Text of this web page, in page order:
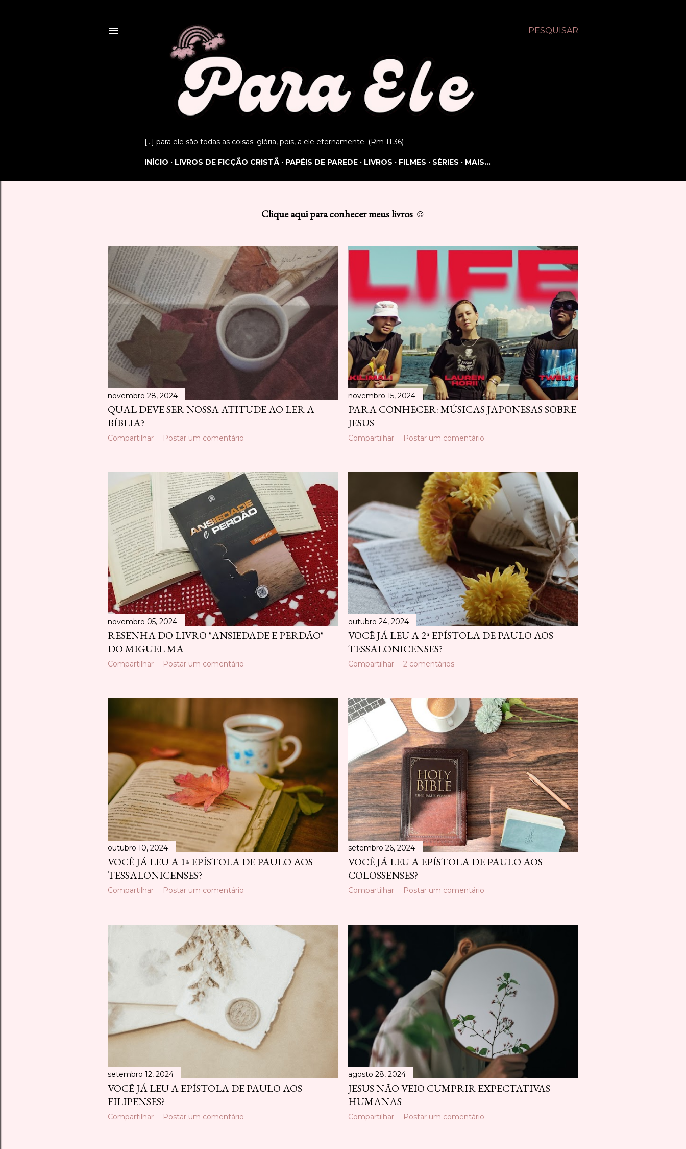
PESQUISAR
[...] para ele são todas as coisas; glória, pois, a ele eternamente. (Rm 11:36)
INÍCIO LIVROS DE FICÇÃO CRISTÃ PAPÉIS DE PAREDE LIVROS FILMES SÉRIES MAIS…
o
s
t
a
g
e
n
s
Clique aqui para conhecer meus livros ☺
novembro 28, 2024
QUAL DEVE SER NOSSA ATITUDE AO LER A
BÍBLIA?
Compartilhar Postar um comentário
novembro 15, 2024
PARA CONHECER: MÚSICAS JAPONESAS SOBRE
JESUS
Compartilhar Postar um comentário
novembro 05, 2024
RESENHA DO LIVRO "ANSIEDADE E PERDÃO"
DO MIGUEL MA
Compartilhar Postar um comentário
outubro 24, 2024
VOCÊ JÁ LEU A 2ª EPÍSTOLA DE PAULO AOS
TESSALONICENSES?
Compartilhar 2 comentários
outubro 10, 2024
VOCÊ JÁ LEU A 1ª EPÍSTOLA DE PAULO AOS
TESSALONICENSES?
Compartilhar Postar um comentário
setembro 26, 2024
VOCÊ JÁ LEU A EPÍSTOLA DE PAULO AOS
COLOSSENSES?
Compartilhar Postar um comentário
setembro 12, 2024
VOCÊ JÁ LEU A EPÍSTOLA DE PAULO AOS
FILIPENSES?
Compartilhar Postar um comentário
agosto 28, 2024
JESUS NÃO VEIO CUMPRIR EXPECTATIVAS
HUMANAS
Compartilhar Postar um comentário